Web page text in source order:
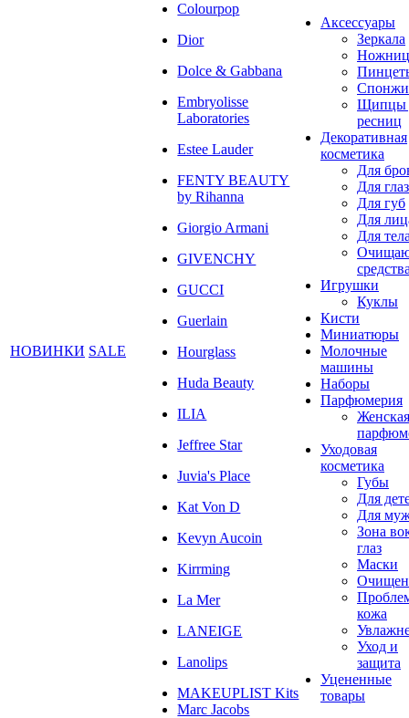
НОВИНКИ SALE
Colourpop
Dior
Dolce & Gabbana
Embryolisse
Laboratories
Estee Lauder
FENTY BEAUTY
by Rihanna
Giorgio Armani
GIVENCHY
GUCCI
Guerlain
Hourglass
Huda Beauty
ILIA
Jeffree Star
Juvia's Place
Kat Von D
Kevyn Aucoin
Kirrming
La Mer
LANEIGE
Lanolips
MAKEUPLIST Kits
Marc Jacobs
Аксессуары
Зеркала
Спонжи
Щипцы
ресниц
Декоративная
косметика
Для
Для глаз
Для губ
Для
Для
Игрушки
Куклы
Кисти
Миниатюры
Молочные
машины
Наборы
Парфюмерия
Женская
Уходовая
косметика
Губы
Для
Для
Зона
глаз
Маски
кожа
Уход и
защита
Уцененные
товары